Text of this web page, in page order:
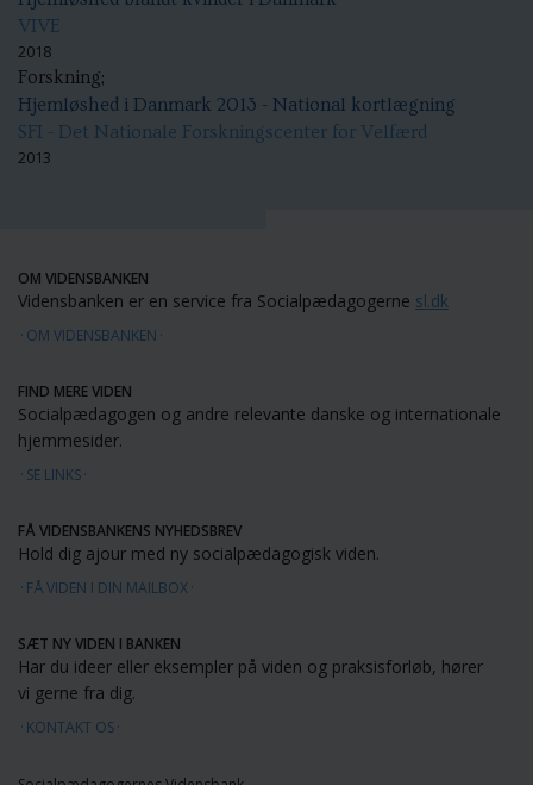
VIVE
2018
Forskning;
Hjemløshed i Danmark 2013 - National kortlægning
SFI - Det Nationale Forskningscenter for Velfærd
2013
OM VIDENSBANKEN
Vidensbanken er en service fra Socialpædagogerne sl.dk
OM VIDENSBANKEN
FIND MERE VIDEN
Socialpædagogen og andre relevante danske og internationale
hjemmesider.
SE LINKS
FÅ VIDENSBANKENS NYHEDSBREV
Hold dig ajour med ny socialpædagogisk viden.
FÅ VIDEN I DIN MAILBOX
SÆT NY VIDEN I BANKEN
Har du ideer eller eksempler på viden og praksisforløb, hører
vi gerne fra dig.
KONTAKT OS